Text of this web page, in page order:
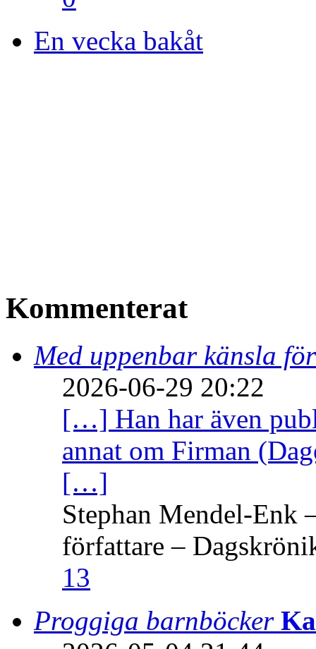
En vecka bakåt
Kommenterat
Med uppenbar känsla
2026-06-29 20:22
[…] Han har även
annat om Firman
[…]
Stephan Mendel-Enk
författare –
13
Proggiga barnböcker